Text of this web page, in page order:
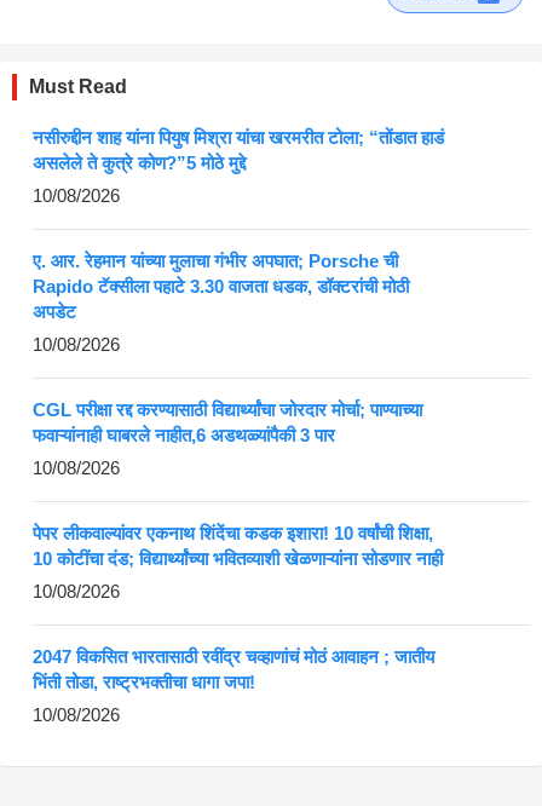
Must Read
नसीरुद्दीन शाह यांना पियुष मिश्रा यांचा खरमरीत टोला; “तोंडात हाडं
असलेले ते कुत्रे कोण?”5 मोठे मुद्दे
10/08/2026
ए. आर. रेहमान यांच्या मुलाचा गंभीर अपघात; Porsche ची
Rapido टॅक्सीला पहाटे 3.30 वाजता धडक, डॉक्टरांची मोठी
अपडेट
10/08/2026
CGL परीक्षा रद्द करण्यासाठी विद्यार्थ्यांचा जोरदार मोर्चा; पाण्याच्या
फवाऱ्यांनाही घाबरले नाहीत,6 अडथळ्यांपैकी 3 पार
10/08/2026
पेपर लीकवाल्यांवर एकनाथ शिंदेंचा कडक इशारा! 10 वर्षांची शिक्षा,
10 कोटींचा दंड; विद्यार्थ्यांच्या भवितव्याशी खेळणाऱ्यांना सोडणार नाही
10/08/2026
2047 विकसित भारतासाठी रवींद्र चव्हाणांचं मोठं आवाहन ; जातीय
भिंती तोडा, राष्ट्रभक्तीचा धागा जपा!
10/08/2026